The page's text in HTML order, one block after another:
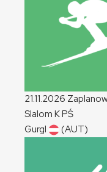
21.11.2026
Slalom KPŚ
Gurgl
(AUT)